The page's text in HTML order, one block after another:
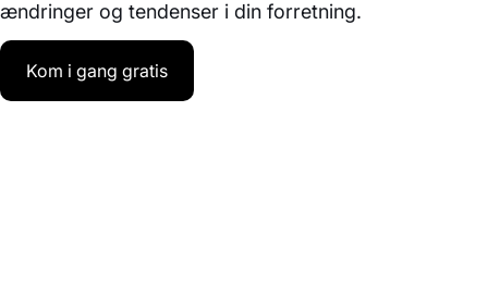
ændringer og tendenser i din forretning.
Kom i gang gratis